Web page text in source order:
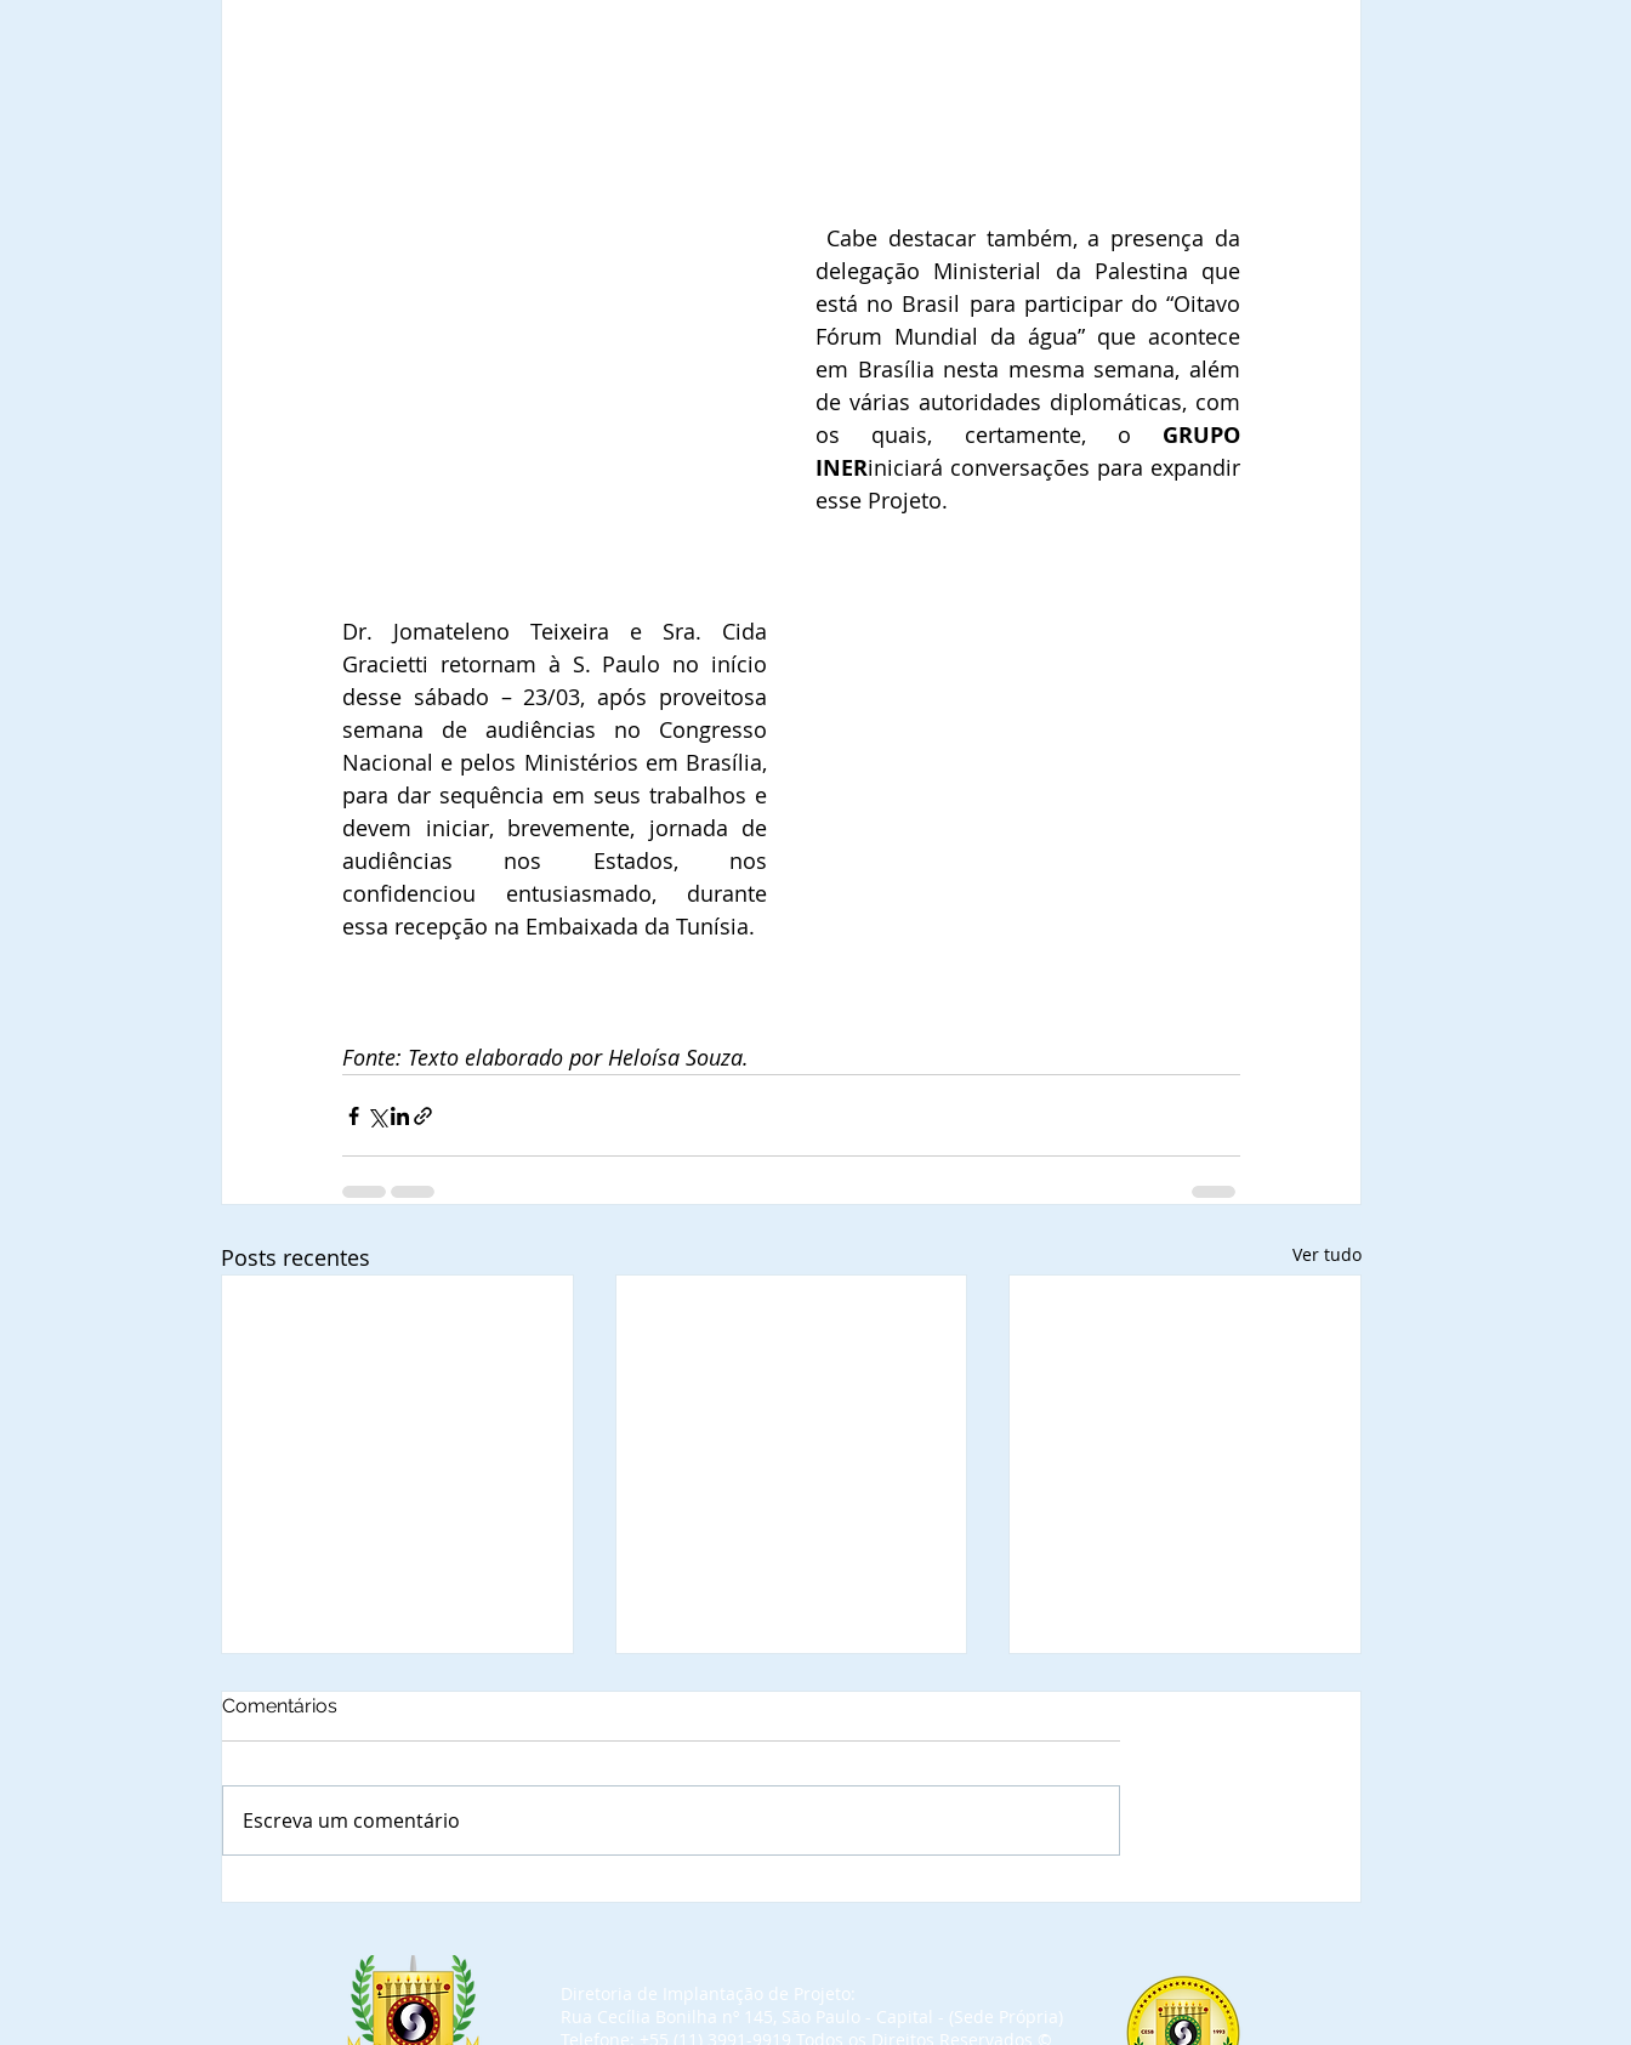
delegação Ministerial da Palestina que
está no Brasil para participar do “Oitavo
Fórum Mundial da água” que acontece
em Brasília nesta mesma semana, além
de várias autoridades diplomáticas, com
os quais, certamente, o GRUPO
INERiniciará conversações para expandir
esse Projeto.
Dr. Jomateleno Teixeira e Sra. Cida
Gracietti retornam à S. Paulo no início
desse sábado – 23/03, após proveitosa
semana de audiências no Congresso
Nacional e pelos Ministérios em Brasília,
para dar sequência em seus trabalhos e
devem iniciar, brevemente, jornada de
audiências nos Estados, nos
confidenciou entusiasmado, durante
essa recepção na Embaixada da Tunísia.
Fonte: Texto elaborado por Heloísa Souza.
Posts recentes Ver tudo
nas solenidades de outorga
de Títulos de
Comendadores e
representante a ocupar
lugar à Mesa de
Comendadores e
Embaixadoras do Elo Social,
Comentários
Escreva um comentário
Diretoria de Implantação de Projeto:
Rua Cecília Bonilha nº 145, São Paulo - Capital - (Sede Própria)
Telefone: +55 (11) 3991-9919 Todos os Direitos Reservados​ ©